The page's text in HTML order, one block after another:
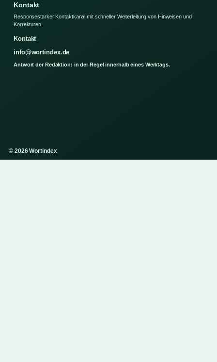
Kontakt
Responsestarker Kontaktkanal mit schneller Weiterleitung von Hinweisen und
Korrekturen.
Kontakt
info@wortindex.de
Antwort der Redaktion: in der Regel innerhalb eines Werktags.
© 2026 Wortindex